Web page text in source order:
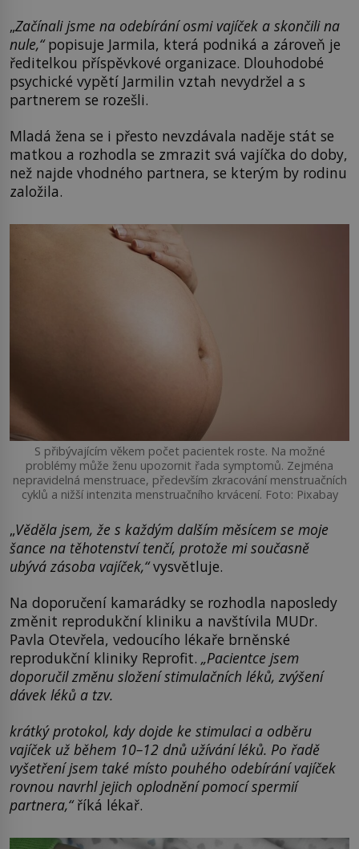
„Začínali jsme na odebírání osmi vajíček a skončili na
nule,“popisuje Jarmila, která podniká a zároveň je
ředitelkou příspěvkové organizace. Dlouhodobé
psychické vypětí Jarmilin vztah nevydržel a s
partnerem se rozešli.
Mladá žena se i přesto nevzdávala naděje stát se
matkou a rozhodla se zmrazit svá vajíčka do doby,
než najde vhodného partnera, se kterým by rodinu
založila.
S přibývajícím věkem počet pacientek roste. Na možné
problémy může ženu upozornit řada symptomů. Zejména
nepravidelná menstruace, především zkracování menstruačních
cyklů a nižší intenzita menstruačního krvácení. Foto: Pixabay
„Věděla jsem, že s každým dalším měsícem se moje
šance na těhotenství tenčí, protože mi současně
ubývá zásoba vajíček,“vysvětluje.
Na doporučení kamarádky se rozhodla naposledy
změnit reprodukční kliniku a navštívila MUDr.
Pavla Otevřela, vedoucího lékaře brněnské
reprodukční kliniky Reprofit. „Pacientce jsem
doporučil změnu složení stimulačních léků, zvýšení
dávek léků a tzv.
krátký protokol, kdy dojde ke stimulaci a odběru
vajíček už během 10–12 dnů užívání léků. Po řadě
vyšetření jsem také místo pouhého odebírání vajíček
rovnou navrhl jejich oplodnění pomocí spermií
partnera,“říká lékař.